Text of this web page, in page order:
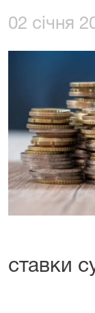
02 січня
ставки